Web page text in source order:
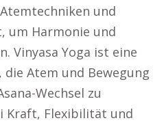
und
um Harmonie und
Vinyasa Yoga ist eine
Atem und Bewegung
Wechsel zu
Kraft, Flexibilität und